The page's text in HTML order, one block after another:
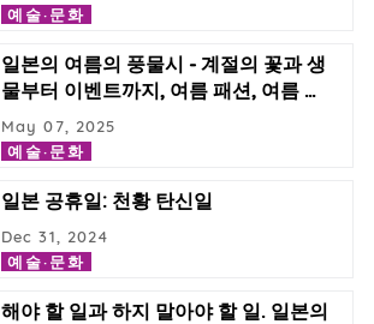
예술·문화
일본의 여름의 풍물시 - 계절의 꽃과 생
물부터 이벤트까지, 여름 패션, 여름 …
예술·문화
May 07, 2025
일본 공휴일: 천황 탄신일
예술·문화
Dec 31, 2024
해야 할 일과 하지 말아야 할 일. 일본의